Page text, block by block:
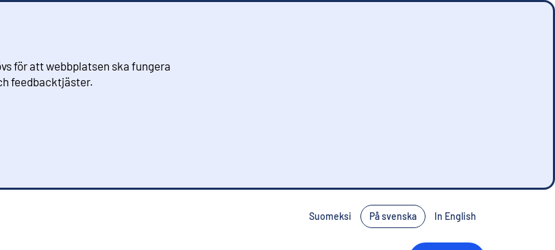
för att webbplatsen ska fungera
feedbacktjäster.
Suomeksi På svenska In English